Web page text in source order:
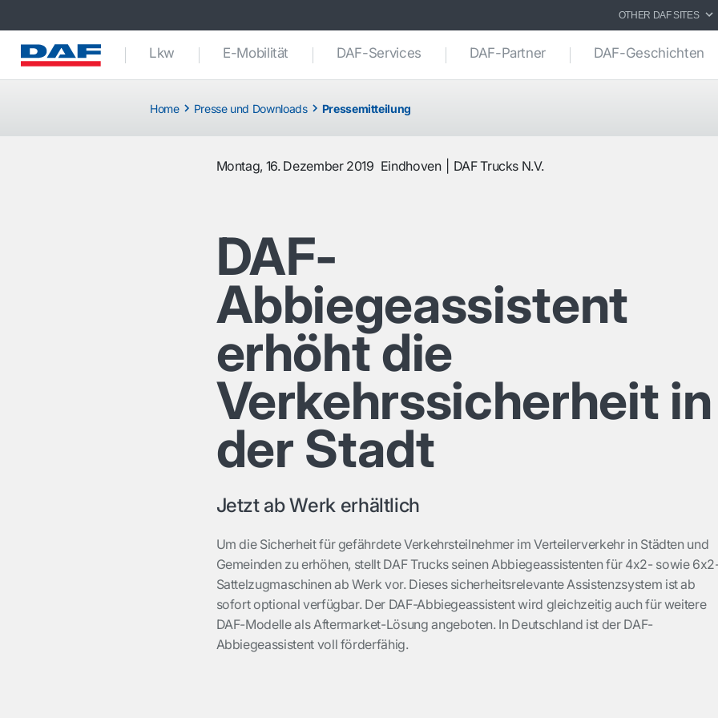
OTHER DAF SITES
Lkw E-Mobilität DAF-Services DAF-Partner DAF-Geschichten
Home Presse und Downloads Pressemitteilung
Montag, 16. Dezember 2019 Eindhoven DAF Trucks N.V.
DAF-
Abbiegeassistent
erhöht die
Verkehrssicherheit in
der Stadt
Jetzt ab Werk erhältlich
Um die Sicherheit für gefährdete Verkehrsteilnehmer im Verteilerverkehr in Städten und
Gemeinden zu erhöhen, stellt DAF Trucks seinen Abbiegeassistenten für 4x2- sowie
Sattelzugmaschinen ab Werk vor. Dieses sicherheitsrelevante Assistenzsystem ist ab
sofort optional verfügbar. Der DAF-Abbiegeassistent wird gleichzeitig auch für weitere
DAF-Modelle als Aftermarket-Lösung angeboten. In Deutschland ist der DAF-
Abbiegeassistent voll förderfähig.